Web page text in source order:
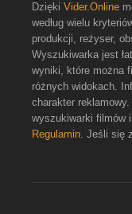
Dzięki Vider.Online
według wielu
produkcji, reżyser,
Wyszukiwarka jest
wyniki, które można
różnych widokach.
charakter
wyszukiwarki filmów
Regulamin. Jeśli się